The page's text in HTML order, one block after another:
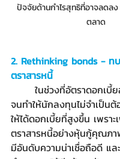
ปัจจัยด้านกำไรสุทธิที่อาจลดล
ตลาด
2. Rethinking bonds - ท
ตราสารหนี้
จนทำให้นักลงทุนไม่จำเป็น
ให้ได้ดอกเบี้ยที่สูงขึ้น เพรา
ตราสารหนี้อย่างหุ้นกู้คุณภ
มีอันดับความน่าเชื่อถือดี แ